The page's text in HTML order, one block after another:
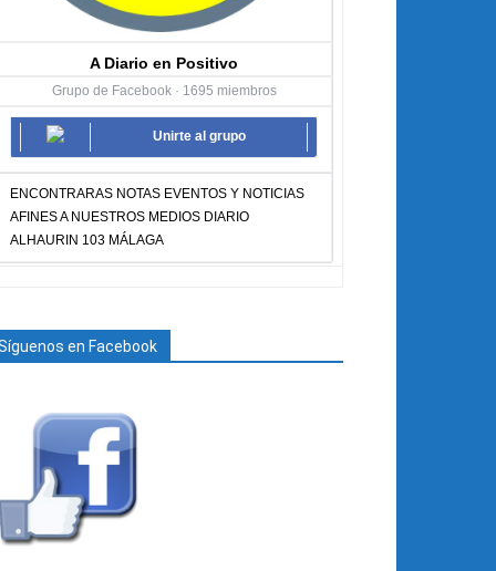
A Diario en Positivo
Grupo de Facebook · 1695 miembros
Unirte al grupo
ENCONTRARAS NOTAS EVENTOS Y NOTICIAS
AFINES A NUESTROS MEDIOS DIARIO
ALHAURIN 103 MÁLAGA
en Facebook